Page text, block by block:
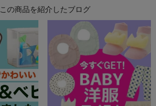
この商品を紹介したブログ